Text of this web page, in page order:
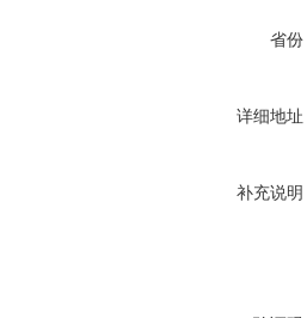
省份
详细地址
补充说明